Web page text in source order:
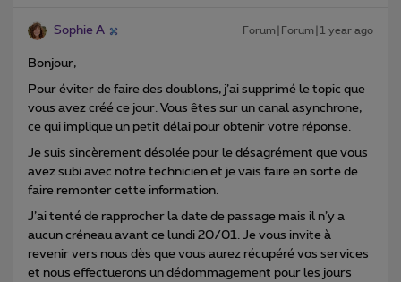
Sophie A Forum|Forum|1 year ago
Bonjour,
Pour éviter de faire des doublons, j’ai supprimé le topic que
vous avez créé ce jour. Vous êtes sur un canal asynchrone,
ce qui implique un petit délai pour obtenir votre réponse.
Je suis sincèrement désolée pour le désagrément que vous
avez subi avec notre technicien et je vais faire en sorte de
faire remonter cette information.
J’ai tenté de rapprocher la date de passage mais il n’y a
aucun créneau avant ce lundi 20/01. Je vous invite à
revenir vers nous dès que vous aurez récupéré vos services
et nous effectuerons un dédommagement pour les jours